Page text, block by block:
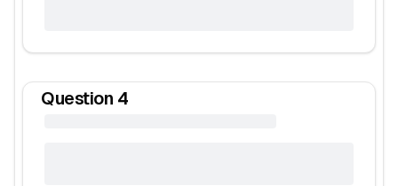
Question 4